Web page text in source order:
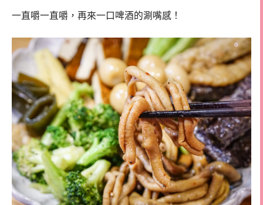
一直嚼一直嚼，再來一口啤酒的涮嘴感！